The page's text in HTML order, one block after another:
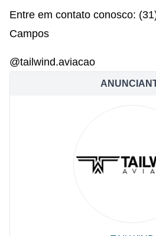
Entre em contato conosco:
Campos
@tailwind.aviacao